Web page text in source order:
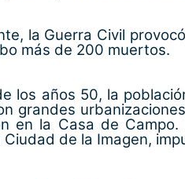
la Guerra Civil
más de 200 muertos.
los años 50, la
grandes
en la Casa de
Ciudad de la Imagen,